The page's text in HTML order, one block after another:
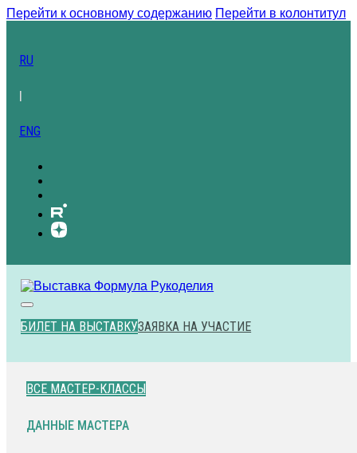
Перейти к основному содержанию Перейти в колонтитул
RU
ENG
БИЛЕТ НА ВЫСТАВКУЗАЯВКА НА УЧАСТИЕ
ВСЕ МАСТЕР-КЛАССЫ
ДАННЫЕ МАСТЕРА